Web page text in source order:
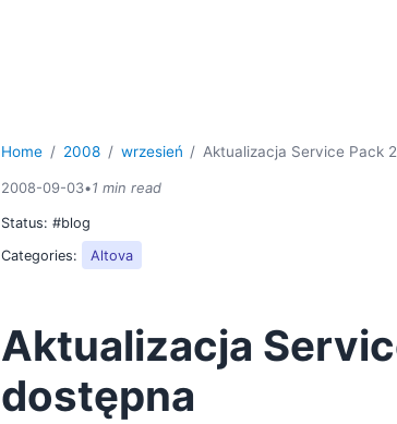
Home 2008 wrzesień Aktualizacja Service Pack
2008-09-03•1 min read
Status:#blog
Categories:
Altova
Aktualizacja
dostępna